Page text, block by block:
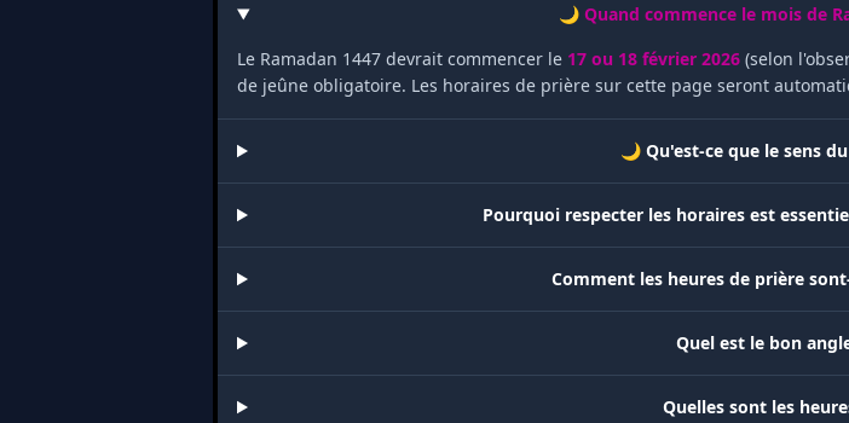
🌙 Quand commence le mois de
Le Ramadan 1447 devrait commencer le 17 ou 18 février 2026 (selon
de jeûne obligatoire. Les horaires de prière sur cette page seront
🌙 Qu'est-ce que le sens
Pourquoi respecter les horaires est
Comment les heures de prière
Quel est le bon
Quelles sont les